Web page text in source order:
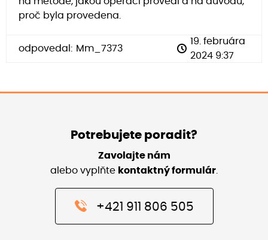
proč byla provedena.
odpovedal: Mm_7373
19. februára
2024 9:37
Potrebujete poradit?
Zavolajte nám
alebo vyplňte kontaktný formulár
+421 911 806 505